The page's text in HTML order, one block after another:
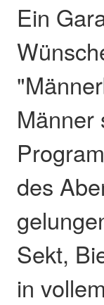
Ein
Männer
des
Sekt,
in